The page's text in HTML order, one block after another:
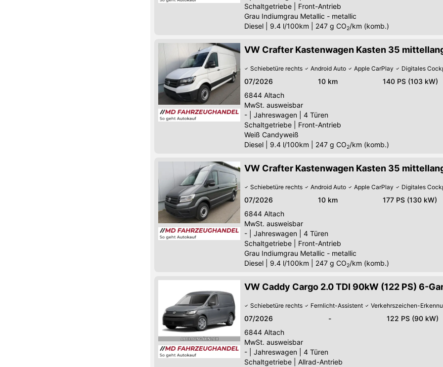
Schaltgetriebe
Front-Antrieb
Grau Indiumgrau Metallic - metallic
Diesel
9.4 l/100km 247 g CO2/km (komb.)
VW Crafter Kastenwagen Kasten 35
Schiebetüre rechts Android Auto Apple CarPlay Digitales
07/2026 10 km 140 PS (103 kW)
6844 Altach
MwSt. ausweisbar
-
Jahreswagen
4 Türen
Schaltgetriebe
Front-Antrieb
Weiß Candyweiß
Diesel
9.4 l/100km 247 g CO2/km (komb.)
VW Crafter Kastenwagen Kasten 35
Schiebetüre rechts Android Auto Apple CarPlay Digitales
07/2026 10 km 177 PS (130 kW)
6844 Altach
MwSt. ausweisbar
-
Jahreswagen
4 Türen
Schaltgetriebe
Front-Antrieb
Grau Indiumgrau Metallic - metallic
Diesel
9.4 l/100km 247 g CO2/km (komb.)
VW Caddy Cargo 2.0 TDI 90kW (122 PS) 6-
Schiebetüre rechts Fernlicht-Assistent Verkehrszeichen-
07/2026 - 122 PS (90 kW)
6844 Altach
MwSt. ausweisbar
-
Jahreswagen
4 Türen
Schaltgetriebe
Allrad-Antrieb